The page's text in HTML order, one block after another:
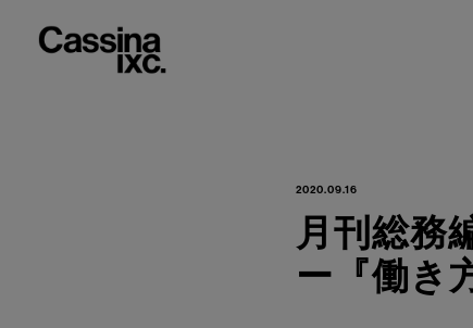
2020.09.16
月刊総務
ー『働き